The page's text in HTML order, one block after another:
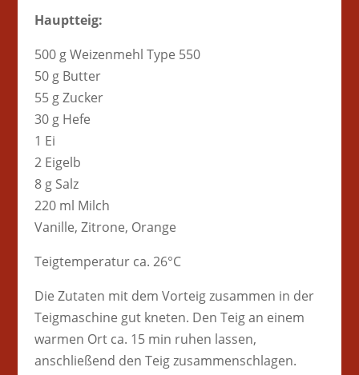
Hauptteig:
500 g Weizenmehl Type 550
50 g Butter
55 g Zucker
30 g Hefe
1 Ei
2 Eigelb
8 g Salz
220 ml Milch
Vanille, Zitrone, Orange
Teigtemperatur ca. 26°C
Die Zutaten mit dem Vorteig zusammen in der
Teigmaschine gut kneten. Den Teig an einem
warmen Ort ca. 15 min ruhen lassen,
anschließend den Teig zusammenschlagen.